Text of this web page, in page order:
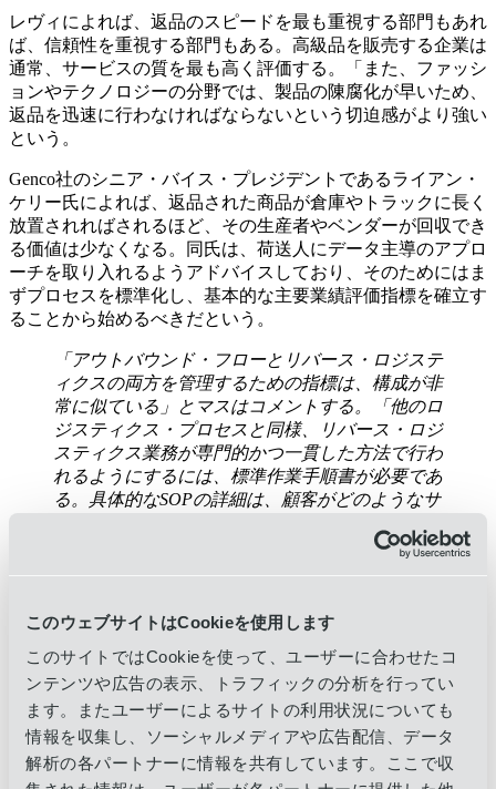
このウェブサイトはCookieを使用します
このサイトではCookieを使って、ユーザーに合わせたコ
ンテンツや広告の表示、トラフィックの分析を行ってい
ます。またユーザーによるサイトの利用状況についても
情報を収集し、ソーシャルメディアや広告配信、データ
解析の各パートナーに情報を共有しています。ここで収
レヴィによれば、返品のスピードを最も重視する部門もあれ
ば、信頼性を重視する部門もある。高級品を販売する企業は
通常、サービスの質を最も高く評価する。「また、ファッシ
ョンやテクノロジーの分野では、製品の陳腐化が早いため、
返品を迅速に行わなければならないという切迫感がより強い
という。
Genco社のシニア・バイス・プレジデントであるライアン・
ケリー氏によれば、返品された商品が倉庫やトラックに長く
放置されればされるほど、その生産者やベンダーが回収でき
る価値は少なくなる。同氏は、荷送人にデータ主導のアプロ
ーチを取り入れるようアドバイスしており、そのためにはま
ずプロセスを標準化し、基本的な主要業績評価指標を確立す
ることから始めるべきだという。
「アウトバウンド・フローとリバース・ロジステ
ィクスの両方を管理するための指標は、構成が非
常に似ている」とマスはコメントする。「他のロ
ジスティクス・プロセスと同様、リバース・ロジ
スティクス業務が専門的かつ一貫した方法で行わ
れるようにするには、標準作業手順書が必要であ
る。具体的なSOPの詳細は、顧客がどのようなサ
と言う。パフォーマンスを測定する場合、最大の要因は、顧
客の企業資源計画システムにステータス・メッセージをタイ
ムリーに送信することであると彼は考えている。「新製品を
顧客に届けるのに、どれくらいの時間がかかるかを伝えるた
めに、いかに早く情報を届けるかが重要なのです」とレヴィ
は言う。
ロジスティクス・プロバイダーは、国際ビジネスにおける返